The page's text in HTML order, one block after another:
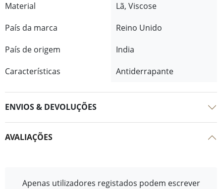
Material
Lã, Viscose
País da marca
Reino Unido
País de origem
India
Características
Antiderrapante
ENVIOS & DEVOLUÇÕES
AVALIAÇÕES
Apenas utilizadores registados podem escrever